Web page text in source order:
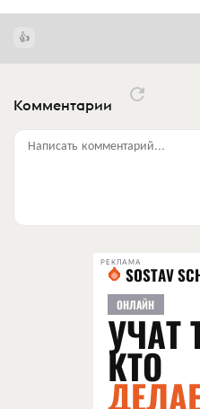
Комментарии
Написать комментарий...
РЕКЛАМА